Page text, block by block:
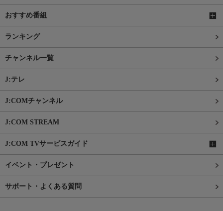
おすすめ番組
ランキング
チャンネル一覧
J:テレ
J:COMチャンネル
J:COM STREAM
J:COM TVサービスガイド
イベント・プレゼント
サポート・よくある質問